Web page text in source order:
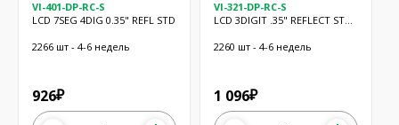
VI-401-DP-RC-S
LCD 7SEG 4DIG 0.35" REFL STD
2266 шт - 4-6 недель
926₽
VI-321-DP-RC-S
LCD 3DIGIT .35" REFLECT STD
2260 шт - 4-6 недель
1 096₽